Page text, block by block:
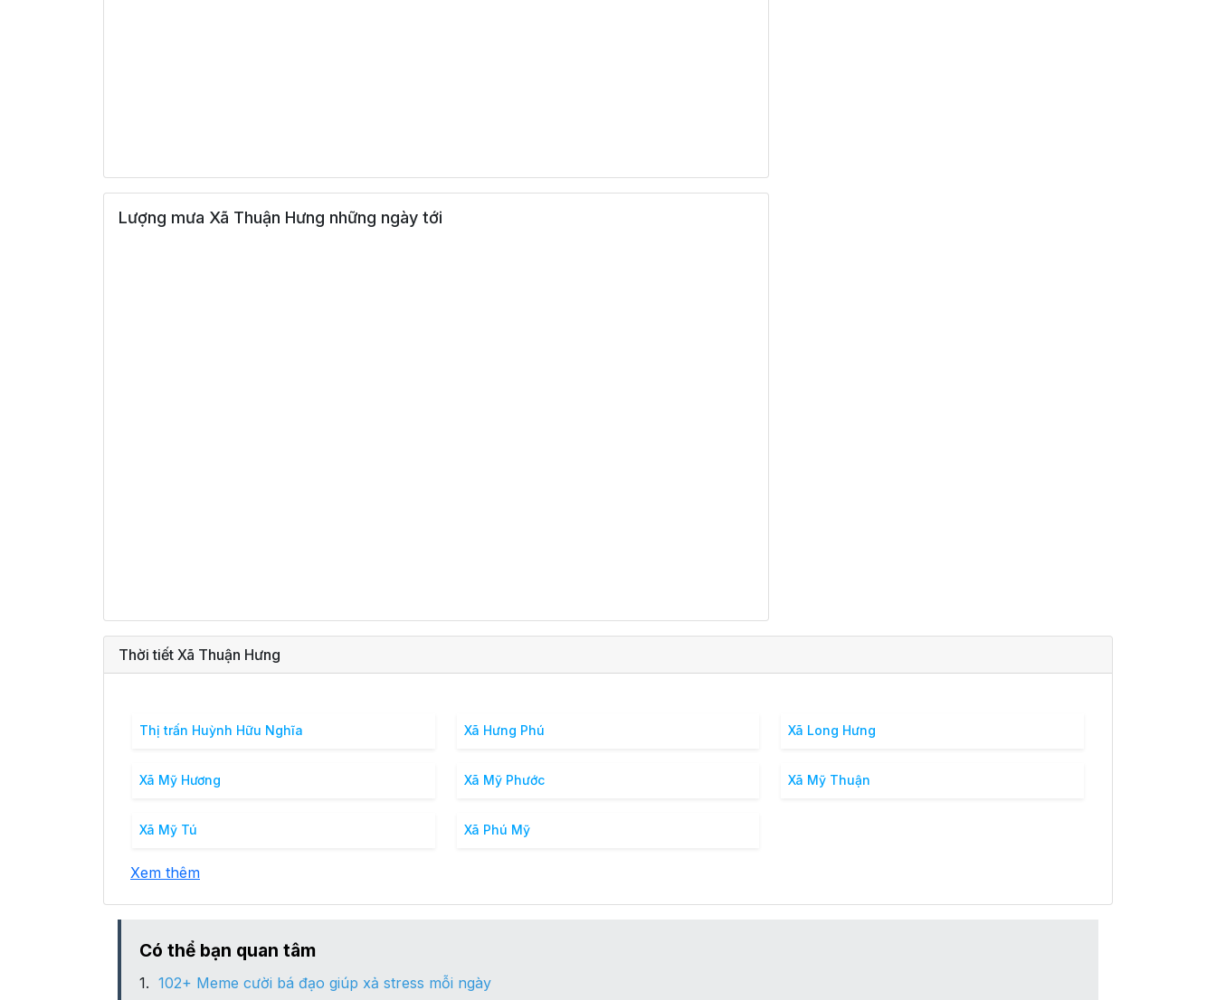
Lượng mưa Xã Thuận Hưng những ngày tới
Thời tiết Xã Thuận Hưng
Thị trấn Huỳnh Hữu Nghĩa Xã Hưng Phú Xã Long Hưng
Xã Mỹ Hương Xã Mỹ Phước Xã Mỹ Thuận
Xã Mỹ Tú Xã Phú Mỹ
Xem thêm
Có thể bạn quan tâm
102+ Meme cười bá đạo giúp xả stress mỗi ngày